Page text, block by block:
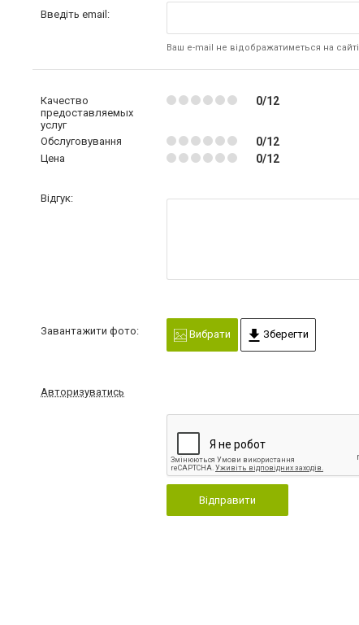
Введіть email:
Ваш e-mail не відображатиметься на сайті
Качество
предоставляемых
услуг
0/12
Обслуговування 0/12
Цена 0/12
Відгук:
Завантажити фото: Вибрати Зберегти
Авторизуватись
Відправити